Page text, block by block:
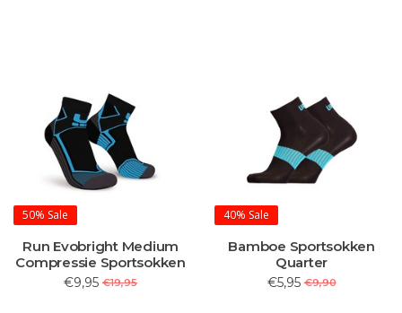
50% Sale
Run Evobright Medium
Compressie Sportsokken
€9,95 €19,95
40% Sale
Bamboe Sportsokken
Quarter
€5,95 €9,90